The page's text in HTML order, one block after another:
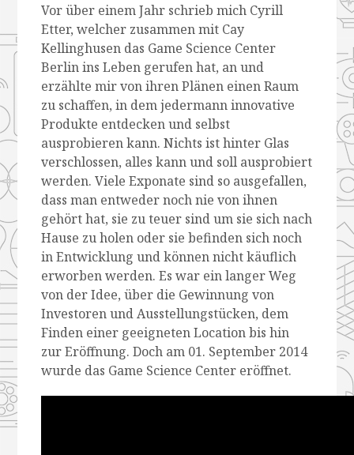
Vor über einem Jahr schrieb mich Cyrill
Etter, welcher zusammen mit Cay
Kellinghusen das Game Science Center
Berlin ins Leben gerufen hat, an und
erzählte mir von ihren Plänen einen Raum
zu schaffen, in dem jedermann innovative
Produkte entdecken und selbst
ausprobieren kann. Nichts ist hinter Glas
verschlossen, alles kann und soll ausprobiert
werden. Viele Exponate sind so ausgefallen,
dass man entweder noch nie von ihnen
gehört hat, sie zu teuer sind um sie sich nach
Hause zu holen oder sie befinden sich noch
in Entwicklung und können nicht käuflich
erworben werden. Es war ein langer Weg
von der Idee, über die Gewinnung von
Investoren und Ausstellungstücken, dem
Finden einer geeigneten Location bis hin
zur Eröffnung. Doch am 01. September 2014
wurde das Game Science Center eröffnet.